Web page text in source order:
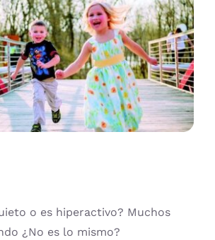
CEREBRAL
o es hiperactivo? Muchos
¿No es lo mismo?